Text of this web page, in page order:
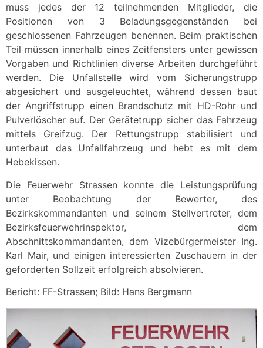
muss jedes der 12 teilnehmenden Mitglieder, die
Positionen von 3 Beladungsgegenständen bei
geschlossenen Fahrzeugen benennen. Beim praktischen
Teil müssen innerhalb eines Zeitfensters unter gewissen
Vorgaben und Richtlinien diverse Arbeiten durchgeführt
werden. Die Unfallstelle wird vom Sicherungstrupp
abgesichert und ausgeleuchtet, während dessen baut
der Angriffstrupp einen Brandschutz mit HD-Rohr und
Pulverlöscher auf. Der Gerätetrupp sicher das Fahrzeug
mittels Greifzug. Der Rettungstrupp stabilisiert und
unterbaut das Unfallfahrzeug und hebt es mit dem
Hebekissen.
Die Feuerwehr Strassen konnte die Leistungsprüfung
unter Beobachtung der Bewerter, des
Bezirkskommandanten und seinem Stellvertreter, dem
Bezirksfeuerwehrinspektor, dem
Abschnittskommandanten, dem Vizebürgermeister Ing.
Karl Mair, und einigen interessierten Zuschauern in der
geforderten Sollzeit erfolgreich absolvieren.
Bericht: FF-Strassen; Bild: Hans Bergmann